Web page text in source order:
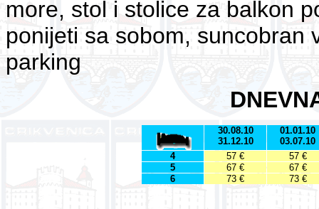
more, stol i stolice za balkon
ponijeti sa sobom, suncobran
parking
30.08.10
31.12.10
01.01.10
03.07.10
4
57 €
57 €
5
67 €
67 €
6
73 € 73 €